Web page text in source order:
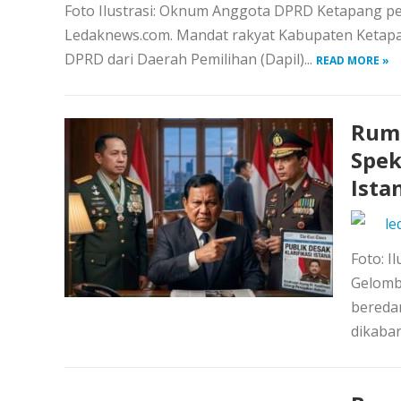
Foto Ilustrasi: Oknum Anggota DPRD Ketapang
Ledaknews.com. Mandat rakyat Kabupaten
DPRD dari Daerah Pemilihan (Dapil)... READ MORE »
Foto: